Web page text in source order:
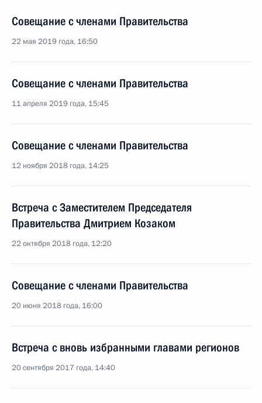
Совещание с членами Правительства
22 мая 2019 года, 16:50
Совещание с членами Правительства
11 апреля 2019 года, 15:45
Совещание с членами Правительства
12 ноября 2018 года, 14:25
Встреча с Заместителем Председателя
Правительства Дмитрием Козаком
22 октября 2018 года, 12:20
Совещание с членами Правительства
20 июня 2018 года, 16:00
Встреча с вновь избранными главами регионов
20 сентября 2017 года, 14:40